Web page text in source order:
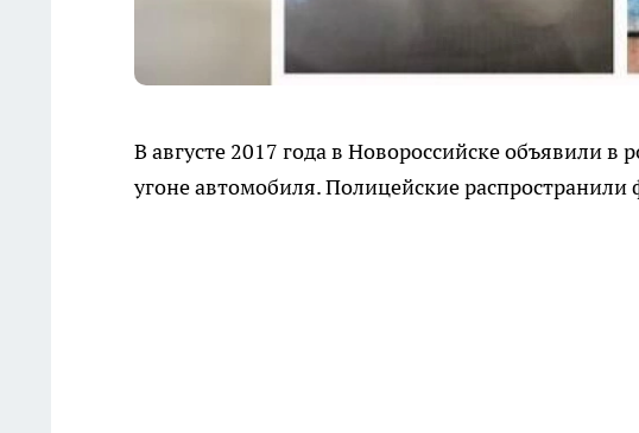
В августе 2017 года в Новороссийске объявили
угоне автомобиля. Полицейские